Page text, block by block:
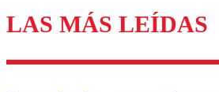
Los comentarios son moderados
diálogo respetuoso.
Nombre
LAS MÁS LEÍDAS